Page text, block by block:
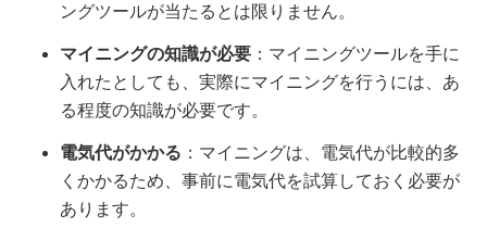
ングツールが当たるとは限りません。
マイニングの知識が必要 ：マイニングツールを手に
入れたとしても、実際にマイニングを行うには、あ
る程度の知識が必要です。
電気代がかかる ：マイニングは、電気代が比較的多
くかかるため、事前に電気代を試算しておく必要が
あります。